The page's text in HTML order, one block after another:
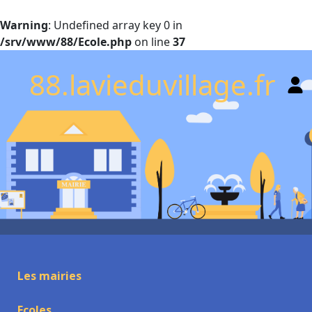
Warning: Undefined array key 0 in
/srv/www/88/Ecole.php on line37
88.lavieduvillage.fr
Les mairies